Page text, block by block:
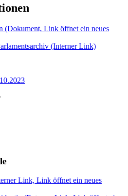
(Dokument, Link öffnet ein neues
(Interner Link)
Link, Link öffnet ein neues